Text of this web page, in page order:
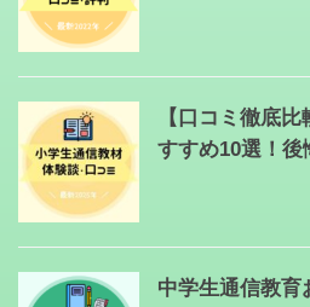
【口コミ徹底
すすめ10選！
中学生通信教育